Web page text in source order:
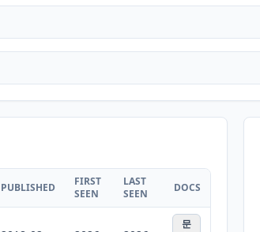
PUBLISHED
FIRST
SEEN
LAST
SEEN
DOCS
문